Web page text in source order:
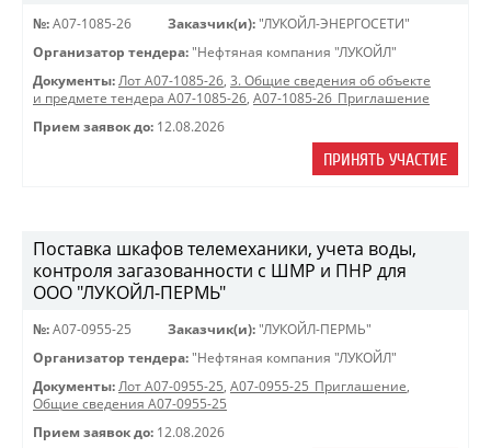
№: A07-1085-26 Заказчик(и): "ЛУКОЙЛ-ЭНЕРГОСЕТИ"
Организатор тендера: "Нефтяная компания "ЛУКОЙЛ"
Документы: Лот A07-1085-26, 3. Общие сведения об объекте
и предмете тендера A07-1085-26, A07-1085-26_Приглашение
Прием заявок до: 12.08.2026
ПРИНЯТЬ УЧАСТИЕ
Поставка шкафов телемеханики, учета воды,
контроля загазованности с ШМР и ПНР для
ООО "ЛУКОЙЛ-ПЕРМЬ"
№: A07-0955-25 Заказчик(и): "ЛУКОЙЛ-ПЕРМЬ"
Организатор тендера: "Нефтяная компания "ЛУКОЙЛ"
Документы: Лот A07-0955-25, A07-0955-25_Приглашение,
Общие сведения A07-0955-25
Прием заявок до: 12.08.2026